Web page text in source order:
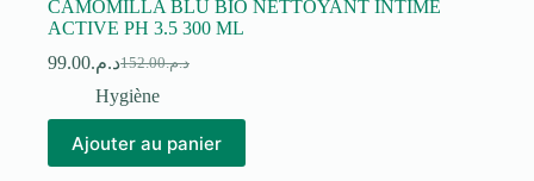
CAMOMILLA BLU BIO NETTOYANT INTIME
ACTIVE PH 3.5 300 ML
د.م.152.00
Le
prix
était :
د.م.99.00
Le
prix
est :
Hygiène
Ajouter au panier